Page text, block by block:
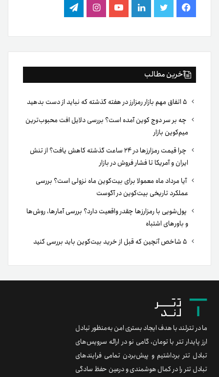
فیس
بوک
توییتر لینکدینیوتیوباینستاگرام
تلگرام
آخرین مطالب
چه بر سر دوج کوین آمده است؟ بررسی دلایل افت محبوب‌ترین
میم‌کوین بازار
چرا قیمت رمزارزها در ۲۴ ساعت گذشته کاهش یافت؟ از تنش
ایران و آمریکا تا فشار فروش در بازار
آیا مرداد ماه معمولا برای بیت‌کوین ماه نزولی است؟ بررسی
عملکرد تاریخی بیت‌کوین در آگوست
پول‌شویی با رمزارزها چقدر واقعیت دارد؟ بررسی آمارها، روش‌ها
و باورهای اشتباه
ما در تترلند با هدف ایجاد بستری امن به‌منظور تبادل
ارز پایدار تتر با تومان، گامی نو در ارائه سرویس‌های
تبادل تتر برداشتیم و پیش‌بردن تمامی فرایندهای
تبادل تتر را در کمال هوشمندی و درعین حفظ سادگی